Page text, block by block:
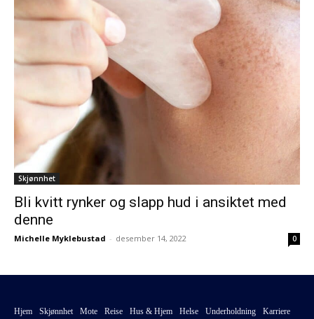
Skjønnhet
Bli kvitt rynker og slapp hud i ansiktet med
denne
Michelle Myklebustad - desember 14, 2022 0
Hjem Skjønnhet Mote Reise Hus & Hjem Helse Underholdning Karriere